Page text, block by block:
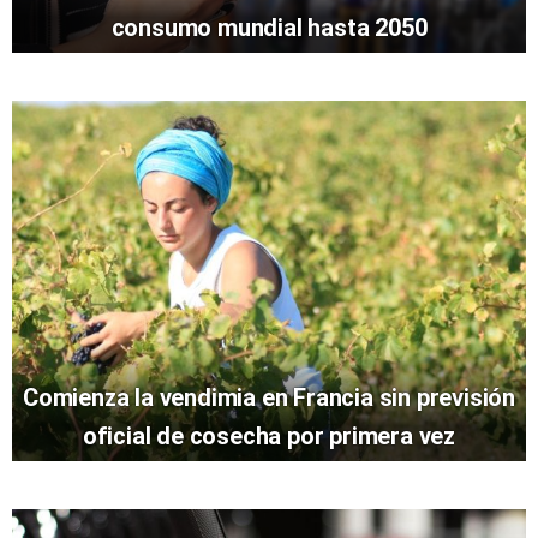
consumo mundial hasta 2050
Comienza la vendimia en Francia sin previsión
oficial de cosecha por primera vez